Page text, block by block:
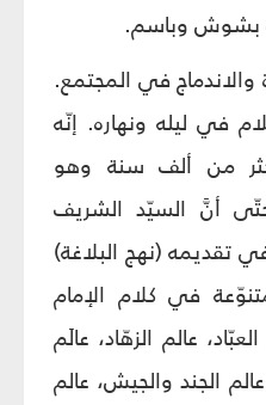
بشوش وباسم.
والاندماج في المجتمع.
في ليله ونهاره. إنّه
من ألف سنة وهو
أنَّ السيّد الشريف
تقديمه (نهج البلاغة)
في كلام الإمام
عالم الزهّاد، عالَم
الجند والجيش، عالم